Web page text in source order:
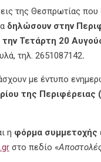
της Θεσπρωτίας
δηλώσουν στην
την Τετάρτη 20
τηλ. 2651087142.
με έντυπο
της
η φόρμα συμμετοχής
στο πεδίο «